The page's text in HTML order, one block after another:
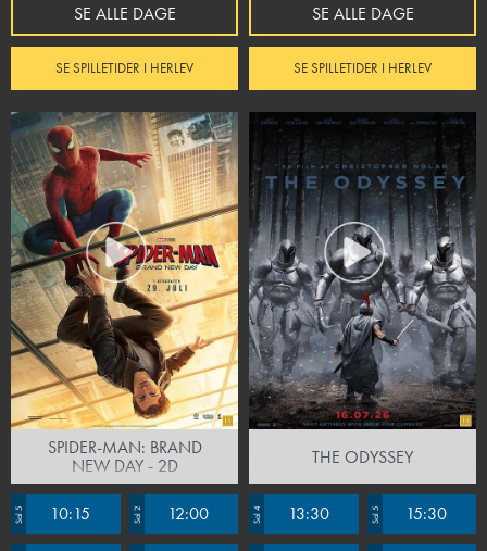
SE ALLE DAGE
SE SPILLETIDER I HERLEV
SE ALLE DAGE
SE SPILLETIDER I HERLEV
SPIDER-MAN: BRAND
NEW DAY - 2D
Sal 5 10:15 Sal 2 12:00
THE ODYSSEY
Sal 4 13:30 Sal 5 15:30